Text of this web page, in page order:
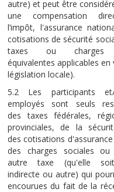
autre) et peut être
une compensation
l’impôt, l'assurance
cotisations de sécurité
taxes ou charges
équivalentes applicables en
législation locale).
5.2 Les participants
employés sont seuls
des taxes fédérales,
provinciales, de la
des cotisations
des charges sociales
autre taxe (qu'elle
indirecte ou autre) qui
encourues du fait de la